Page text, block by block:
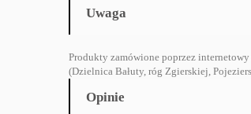
Uwaga
Produkty zamówione poprzez
(Dzielnica Bałuty, róg Zgierskiej,
Opinie